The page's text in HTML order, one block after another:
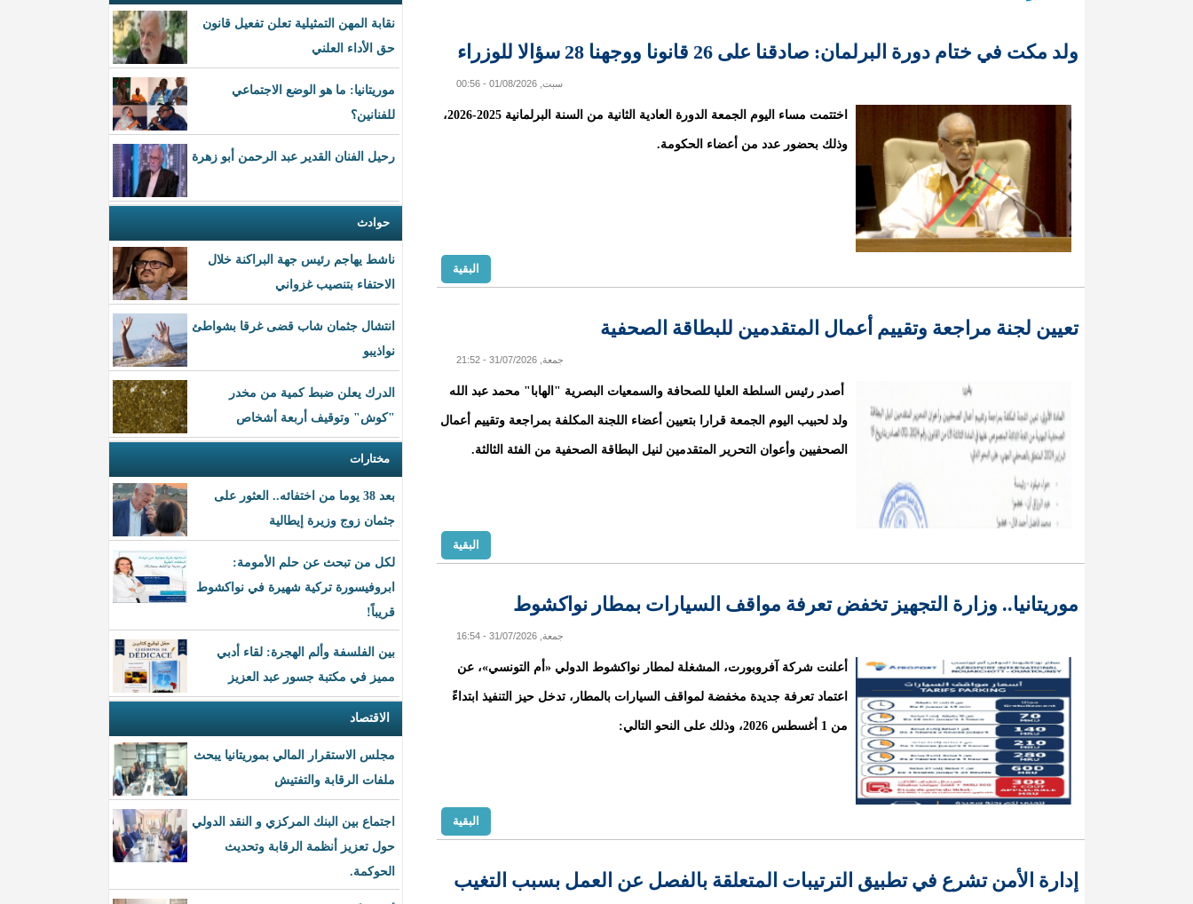
نقابة المهن التمثيلية تعلن تفعيل قانون
حق الأداء العلني
موريتانيا: ما هو الوضع الاجتماعي
للفنانين؟
رحيل الفنان القدير عبد الرحمن أبو زهرة
حوادث
ناشط يهاجم رئيس جهة البراكنة خلال
الاحتفاء بتنصيب غزواني
انتشال جثمان شاب قضى غرقا بشواطئ
نواذيبو
الدرك يعلن ضبط كمية من مخدر
"كوش" وتوقيف أربعة أشخاص
مختارات
بعد 38 يوما من اختفائه.. العثور على
جثمان زوج وزيرة إيطالية
لكل من تبحث عن حلم الأمومة:
ابروفيسورة تركية شهيرة في نواكشوط
قريباً!
بين الفلسفة وألم الهجرة: لقاء أدبي
مميز في مكتبة جسور عبد العزيز
الاقتصاد
مجلس الاستقرار المالي بموريتانيا يبحث
ملفات الرقابة والتفتيش
اجتماع بين البنك المركزي و النقد الدولي
حول تعزيز أنظمة الرقابة وتحديث
الحوكمة.
ولد مكت في ختام دورة البرلمان: صادقنا على 26 قانونا ووجهنا 28 سؤالا للوزراء
سبت, 01/08/2026 - 00:56
اختتمت مساء اليوم الجمعة الدورة العادية الثانية من السنة البرلمانية 2025-2026،
وذلك بحضور عدد من أعضاء الحكومة.
البقية
تعيين لجنة مراجعة وتقييم أعمال المتقدمين للبطاقة الصحفية
جمعة, 31/07/2026 - 21:52
أصدر رئيس السلطة العليا للصحافة والسمعيات البصرية "الهابا" محمد عبد الله
ولد لحبيب اليوم الجمعة قرارا بتعيين أعضاء اللجنة المكلفة بمراجعة وتقييم أعمال
الصحفيين وأعوان التحرير المتقدمين لنيل البطاقة الصحفية من الفئة الثالثة.
البقية
موريتانيا.. وزارة التجهيز تخفض تعرفة مواقف السيارات بمطار نواكشوط
جمعة, 31/07/2026 - 16:54
أعلنت شركة آفروبورت، المشغلة لمطار نواكشوط الدولي «أم التونسي»، عن
اعتماد تعرفة جديدة مخفضة لمواقف السيارات بالمطار، تدخل حيز التنفيذ ابتداءً
من 1 أغسطس 2026، وذلك على النحو التالي:
البقية
إدارة الأمن تشرع في تطبيق الترتيبات المتعلقة بالفصل عن العمل بسبب التغيب